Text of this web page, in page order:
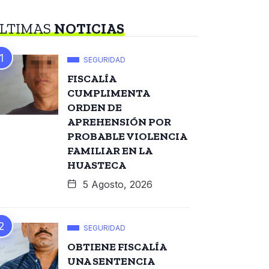
NOTICIAS
SEGURIDAD
FISCALÍA
CUMPLIMENTA
ORDEN DE
APREHENSIÓN POR
PROBABLE VIOLENCIA
FAMILIAR EN LA
HUASTECA
5 Agosto, 2026
SEGURIDAD
OBTIENE FISCALÍA
UNA SENTENCIA